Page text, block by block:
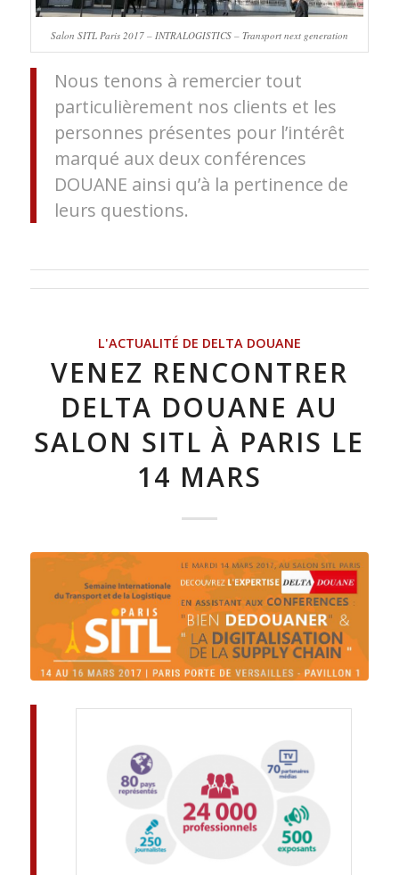
Salon SITL Paris 2017 – INTRALOGISTICS – Transport next generation
Nous tenons à remercier tout
particulièrement nos clients et les
personnes présentes pour l’intérêt
marqué aux deux conférences
DOUANE ainsi qu’à la pertinence de
leurs questions.
L'ACTUALITÉ DE DELTA DOUANE
VENEZ RENCONTRER
DELTA DOUANE AU
SALON SITL À PARIS LE
14 MARS